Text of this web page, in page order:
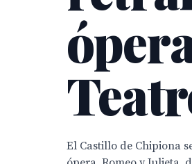
El Castillo de Chipiona